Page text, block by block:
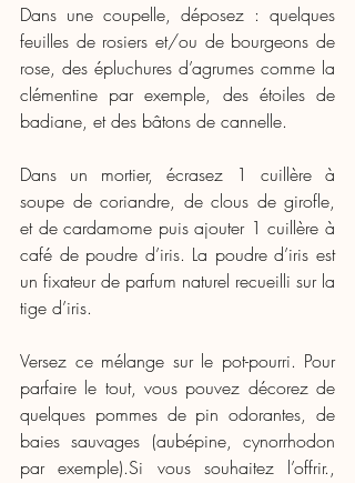
Dans une coupelle, déposez : quelques
feuilles de rosiers et/ou de bourgeons de
rose, des épluchures d’agrumes comme la
clémentine par exemple, des étoiles de
badiane, et des bâtons de cannelle.
Dans un mortier, écrasez 1 cuillère à
soupe de coriandre, de clous de girofle,
et de cardamome puis ajouter 1 cuillère à
café de poudre d’iris. La poudre d’iris est
un fixateur de parfum naturel recueilli sur la
tige d’iris.
Versez ce mélange sur le pot-pourri. Pour
parfaire le tout, vous pouvez décorez de
quelques pommes de pin odorantes, de
baies sauvages (aubépine, cynorrhodon
par exemple).Si vous souhaitez l’offrir.,